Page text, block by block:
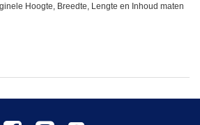
Hoogte, Breedte, Lengte en Inhoud maten